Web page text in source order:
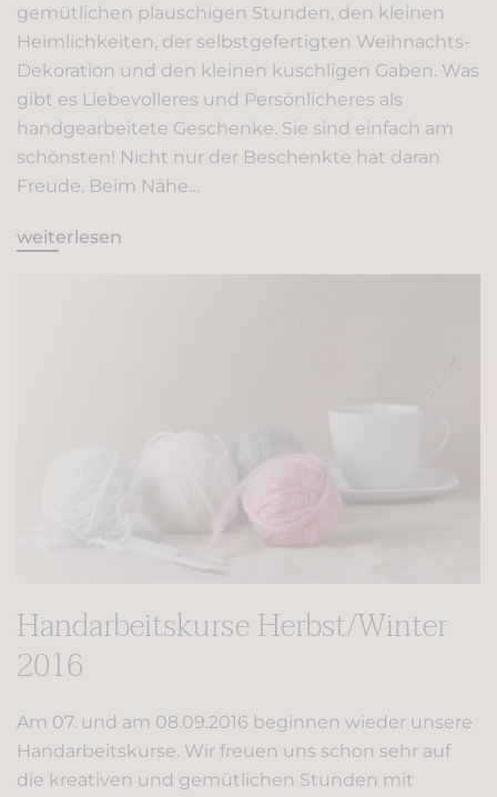
gemütlichen plauschigen Stunden, den kleinen
Heimlichkeiten, der selbstgefertigten Weihnachts-
Dekoration und den kleinen kuschligen Gaben. Was
gibt es Liebevolleres und Persönlicheres als
handgearbeitete Geschenke. Sie sind einfach am
schönsten! Nicht nur der Beschenkte hat daran
Freude. Beim Nähe…
weiterlesen
Handarbeitskurse Herbst/Winter
2016
Am 07. und am 08.09.2016 beginnen wieder unsere
Handarbeitskurse. Wir freuen uns schon sehr auf
die kreativen und gemütlichen Stunden mit